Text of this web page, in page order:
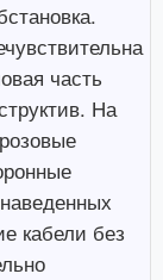
часть
На
кабели без